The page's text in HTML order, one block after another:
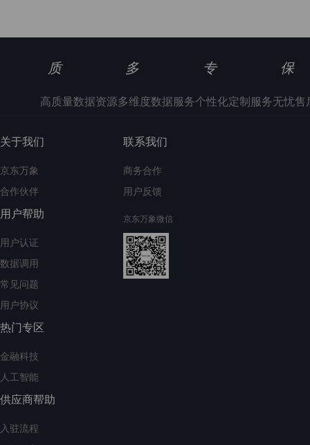
质
高质量数据资源
多
多维度数据服务
专
个性化定制服务
保
无忧售
关于我们
京东万象
合作伙伴
用户帮助
用户认证
数据调用
常见问题
用户协议
热门专区
金融科技
人工智能
供应商帮助
入驻流程
联系我们
商务合作
用户反馈
京东万象微信